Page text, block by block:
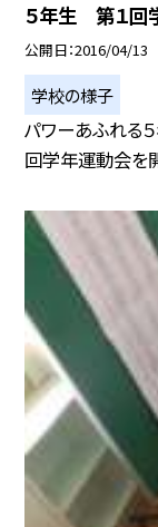
５年生 第１回
公開日 2016/04/13
学校の様子
パワーあふれる
回学年運動会を